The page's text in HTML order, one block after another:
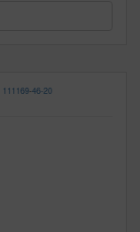
111169-46-20